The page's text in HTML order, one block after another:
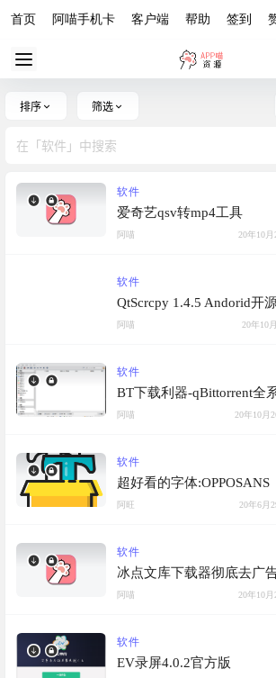
首页 阿喵手机卡 客户端 帮助 签到
排序 筛选
软件
爱奇艺qsv转mp4工具
阿喵 20年10月
软件
QtScrcpy 1.4.5 Andorid开
阿喵 20年10
软件
BT下载利器-qBittorrent全
阿喵 20年10月
软件
超好看的字体:OPPOSANS
阿旺 20年6月
软件
冰点文库下载器彻底去广
阿喵 20年10月
软件
EV录屏4.0.2官方版